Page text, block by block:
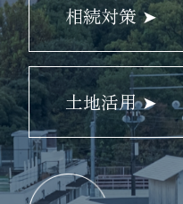
相続対策 ➤
土地活用 ➤